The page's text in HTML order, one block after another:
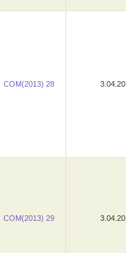
COM(2013) 28
COM(2013) 29